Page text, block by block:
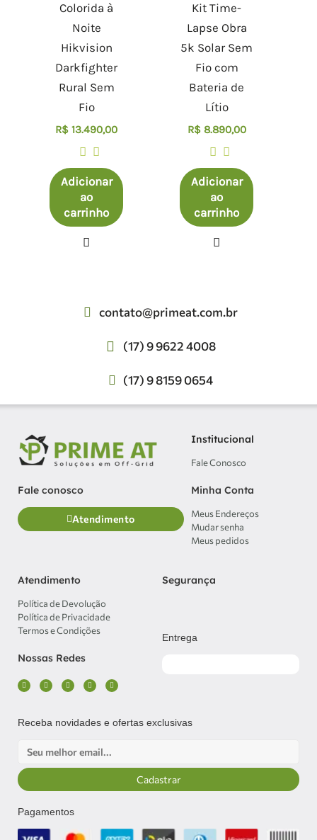
Colorida à
Noite
Hikvision
Darkfighter
Rural Sem
Fio
R$ 13.490,00
Adicionar
ao
carrinho
Kit Time-
Lapse Obra
5k Solar Sem
Fio com
Bateria de
Lítio
R$8.890,00
Adicionar
ao
carrinho
contato@primeat.com.br
(17) 9 9622 4008
(17) 9 8159 0654
Fale conosco
Atendimento
Institucional
Fale Conosco
Minha Conta
Meus Endereços
Mudar senha
Meus pedidos
Atendimento
Política de Devolução
Política de Privacidade
Termos e Condições
Nossas Redes
F
a
c
o
k
I
n
s
r
a
Y
o
u
e
L
i
n
i
n
T
i
k
Segurança
Entrega
Receba novidades e ofertas exclusivas
Email
Cadastrar
Pagamentos